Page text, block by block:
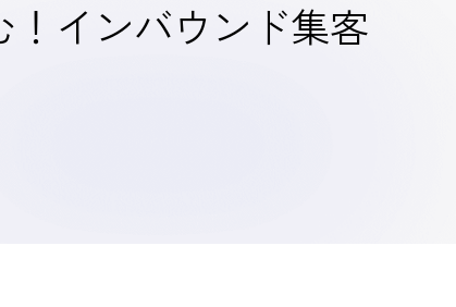
！インバウンド集客